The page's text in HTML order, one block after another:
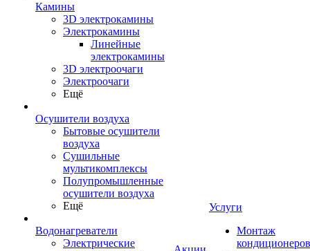
Камины
3D электрокамины
Электрокамины
Линейные
электрокамины
3D электроочаги
Электроочаги
Ещё
Осушители воздуха
Бытовые осушители
воздуха
Сушильные
мультикомплексы
Полупромышленные
осушители воздуха
Ещё
Водонагреватели
Электрические
Услуги
Монтаж
кондиционеров